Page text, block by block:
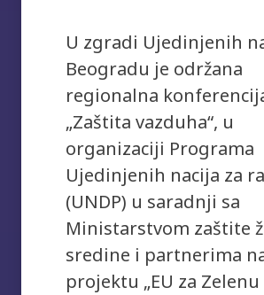
U zgradi Ujedinjenih
Beogradu je održana
regionalna
„Zaštita vazduha“, u
organizaciji Programa
Ujedinjenih nacija za
(UNDP) u saradnji sa
Ministarstvom zaštite
sredine i partnerima
projektu „EU za